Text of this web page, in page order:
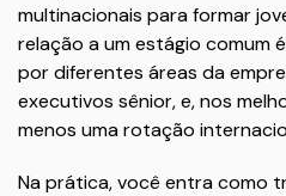
multinacionais para formar
relação a um estágio comum
por diferentes áreas da
executivos sênior, e, nos
menos uma rotação
Na prática, você entra como